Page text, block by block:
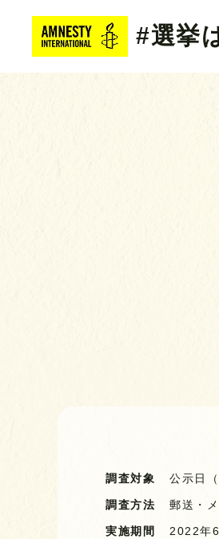
#選挙
調査対象 公示日
調査方法 郵送・
実施期間 2022年